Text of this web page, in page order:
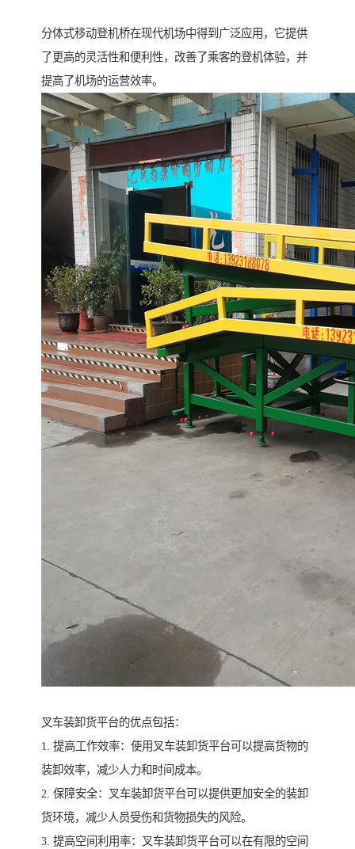
分体式移动登机桥在现代机场中得到广泛应用，它提供
了更高的灵活性和便利性，改善了乘客的登机体验，并
提高了机场的运营效率。
叉车装卸货平台的优点包括：
1. 提高工作效率：使用叉车装卸货平台可以提高货物的
装卸效率，减少人力和时间成本。
2. 保障安全：叉车装卸货平台可以提供更加安全的装卸
货环境，减少人员受伤和货物损失的风险。
3. 提高空间利用率：叉车装卸货平台可以在有限的空间